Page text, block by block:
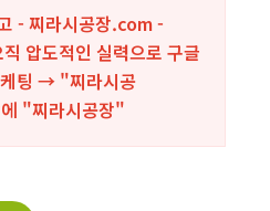
- 찌라시공장.com -
압도적인 실력으로 구글
케팅 → "찌라시공
"찌라시공장"